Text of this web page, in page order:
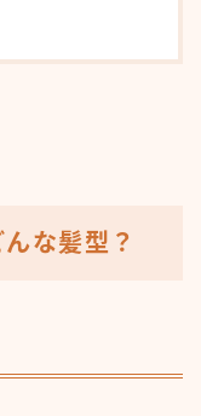
な髪型？